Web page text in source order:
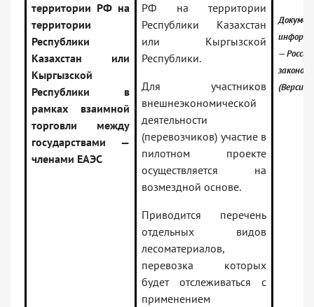
территории РФ на
территории
Республики
Казахстан или
Кыргызской
Республики в
рамках взаимной
торговли между
государствами —
членами ЕАЭС
РФ на территории
Республики Казахстан
или Кыргызской
Республики.
Для участников
внешнеэкономической
деятельности
(перевозчиков) участие в
пилотном проекте
осуществляется на
возмездной основе.
Приводится перечень
отдельных видов
лесоматериалов,
перевозка которых
будет отслеживаться с
применением
—
(Версия